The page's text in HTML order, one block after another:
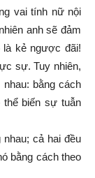
vai tính nữ nội
anh sẽ đảm
là kẻ ngược đãi!
sự. Tuy nhiên,
bằng cách
biến sự tuẫn
cả hai đều
bằng cách theo